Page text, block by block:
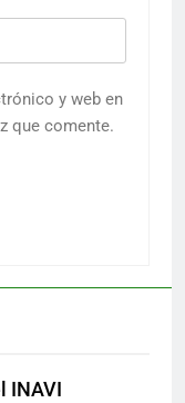
y web en
que comente.
INAVI